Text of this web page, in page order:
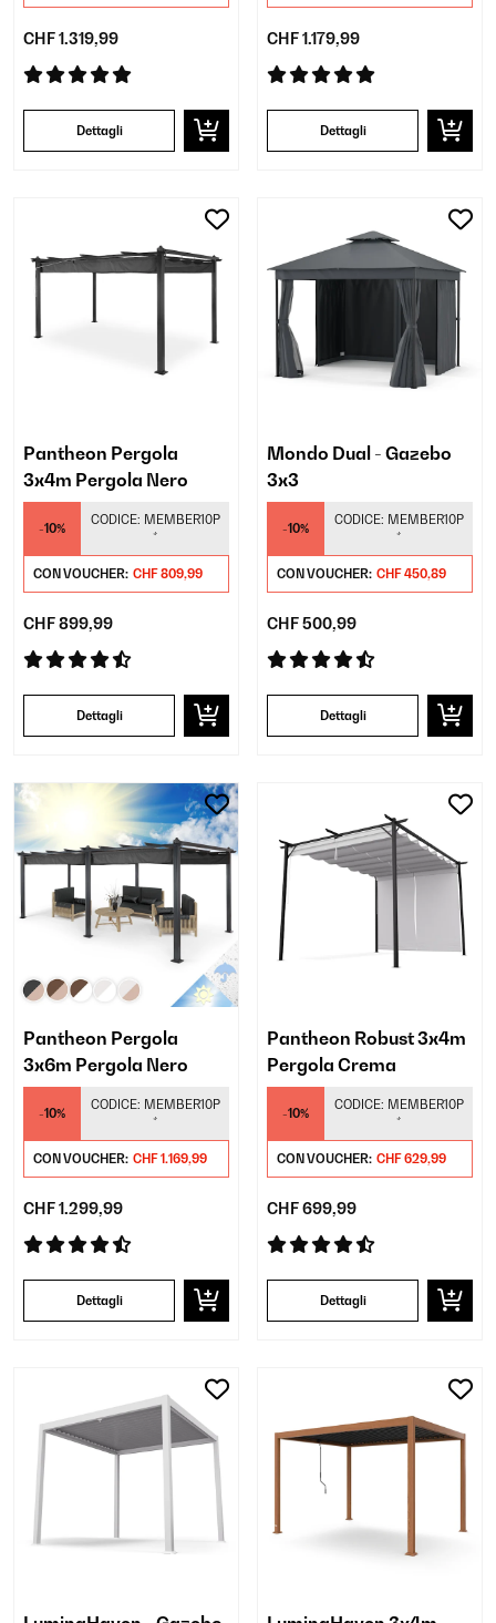
CHF 1.319,99
Dettagli
CHF 1.179,99
Dettagli
Pantheon Pergola
3x4m Pergola Nero
-10%
CODICE: MEMBER10P
*
CON VOUCHER: CHF 809,99
CHF 899,99
Dettagli
Mondo Dual - Gazebo
3x3
-10%
CODICE: MEMBER10P
*
CON VOUCHER: CHF 450,89
CHF 500,99
Dettagli
Pantheon Pergola
3x6m Pergola Nero
-10%
CODICE: MEMBER10P
*
CON VOUCHER: CHF 1.169,99
CHF 1.299,99
Dettagli
Pantheon Robust 3x4m
Pergola Crema
-10%
CODICE: MEMBER10P
*
CON VOUCHER: CHF 629,99
CHF 699,99
Dettagli